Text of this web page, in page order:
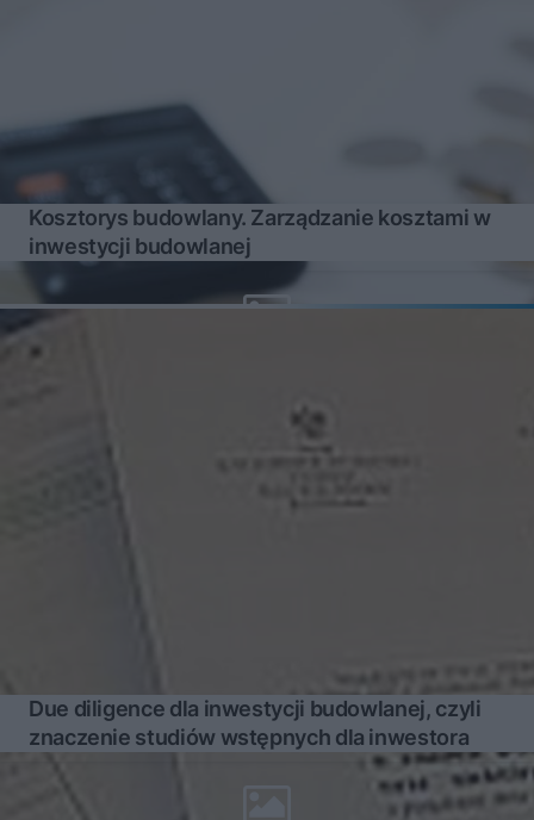
Kosztorys budowlany. Zarządzanie kosztami w
inwestycji budowlanej
Due diligence dla inwestycji budowlanej, czyli
znaczenie studiów wstępnych dla inwestora